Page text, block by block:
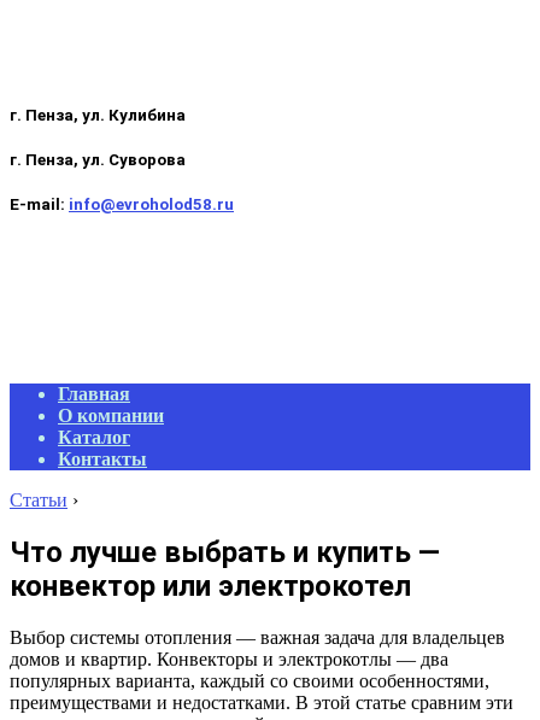
г. Пенза, ул. Кулибина
г. Пенза, ул. Суворова
E-mail: info@evroholod58.ru
Primary
Navigation
Menu
Главная
О компании
Каталог
Контакты
Статьи ›
Что лучше выбрать и купить —
конвектор или электрокотел
Выбор системы отопления — важная задача для владельцев
домов и квартир. Конвекторы и электрокотлы — два
популярных варианта, каждый со своими особенностями,
преимуществами и недостатками. В этой статье сравним эти